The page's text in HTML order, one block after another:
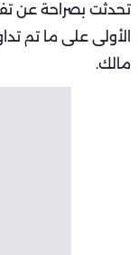
تحدثت بصراحة عن
الأولى على ما تم
مالك.